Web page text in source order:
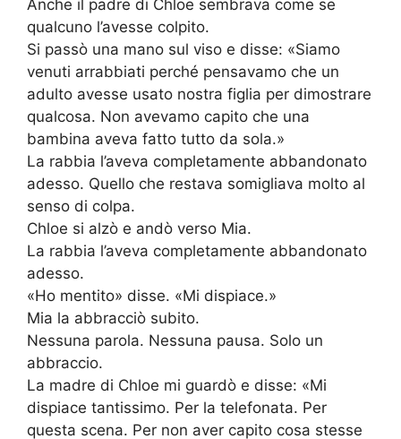
Anche il padre di Chloe sembrava come se
qualcuno l’avesse colpito.
Si passò una mano sul viso e disse: «Siamo
venuti arrabbiati perché pensavamo che un
adulto avesse usato nostra figlia per dimostrare
qualcosa. Non avevamo capito che una
bambina aveva fatto tutto da sola.»
La rabbia l’aveva completamente abbandonato
adesso. Quello che restava somigliava molto al
senso di colpa.
Chloe si alzò e andò verso Mia.
La rabbia l’aveva completamente abbandonato
adesso.
«Ho mentito» disse. «Mi dispiace.»
Mia la abbracciò subito.
Nessuna parola. Nessuna pausa. Solo un
abbraccio.
La madre di Chloe mi guardò e disse: «Mi
dispiace tantissimo. Per la telefonata. Per
questa scena. Per non aver capito cosa stesse